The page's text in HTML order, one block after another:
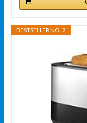
BESTSELLER NO. 2